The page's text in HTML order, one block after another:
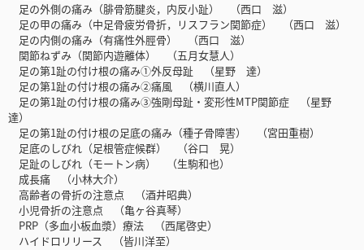
足の外側の痛み（腓骨筋腱炎，内反小趾） （西口 滋）
足の甲の痛み（中足骨疲労骨折，リスフラン関節症） （西口 滋）
足の内側の痛み（有痛性外脛骨） （西口 滋）
関節ねずみ（関節内遊離体） （五月女慧人）
足の第1趾の付け根の痛み①外反母趾 （星野 達）
足の第1趾の付け根の痛み②痛風 （横川直人）
足の第1趾の付け根の痛み③強剛母趾・変形性MTP関節症 （星野
達）
足の第1趾の付け根の足底の痛み（種子骨障害） （宮田重樹）
足底のしびれ（足根管症候群） （谷口 晃）
足趾のしびれ（モートン病） （生駒和也）
成長痛 （小林大介）
高齢者の骨折の注意点 （酒井昭典）
小児骨折の注意点 （亀ヶ谷真琴）
PRP（多血小板血漿）療法 （西尾啓史）
ハイドロリリース （皆川洋至）